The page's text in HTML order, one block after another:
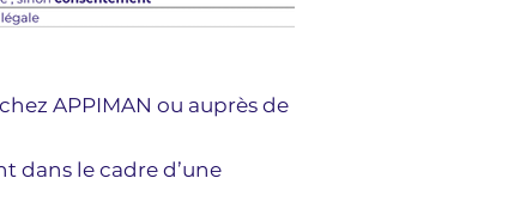
APPIMAN ou auprès de
dans le cadre d’une